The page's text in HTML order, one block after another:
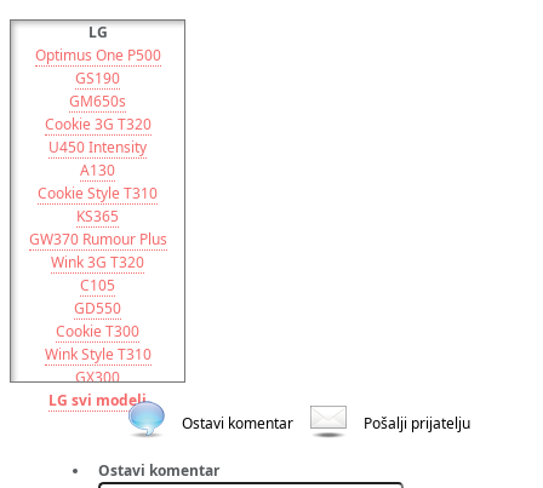
LG
Optimus One P500
GS190
GM650s
Cookie 3G T320
U450 Intensity
A130
Cookie Style T310
KS365
GW370 Rumour Plus
Wink 3G T320
C105
GD550
Cookie T300
Wink Style T310
GX300
GU292
GM360 Viewty Snap
Vu Plus
LG svi modeli
Ostavi komentar
Pošalji prijatelju
Ostavi komentar